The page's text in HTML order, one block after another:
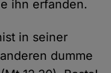
ihn erfanden.
in seiner
dumme